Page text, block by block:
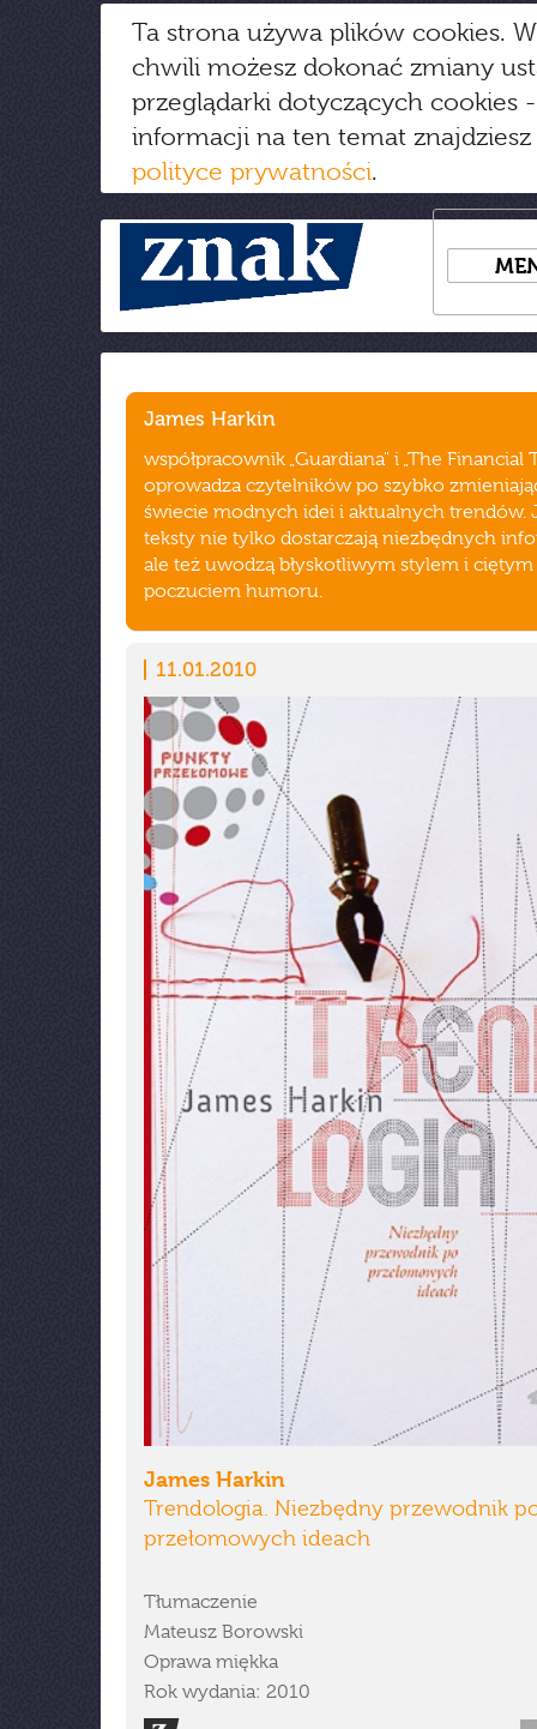
Ta strona używa plików cookies.
chwili możesz dokonać zmiany
przeglądarki dotyczących cookies
informacji na ten temat
polityce prywatności.
James Harkin
współpracownik „Guardiana" i „The Financial
oprowadza czytelników po szybko
świecie modnych idei i aktualnych trendów.
teksty nie tylko dostarczają niezbędnych
ale też uwodzą błyskotliwym stylem i ciętym
poczuciem humoru.
11.01.2010
James Harkin
Trendologia. Niezbędny przewodnik
przełomowych ideach
Tłumaczenie
Mateusz Borowski
Oprawa miękka
Rok wydania: 2010